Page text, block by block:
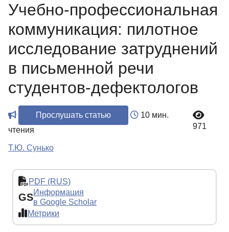
Учебно-профессиональная
коммуникация: пилотное
исследование затруднений
в письменной речи
студентов-дефектологов
Прослушать статью
10 мин.
чтения
971
Т.Ю. Сунько
PDF (RUS)
GSИнформация
в Google Scholar
Метрики